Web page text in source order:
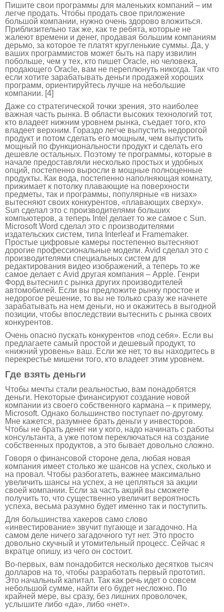
Пишите свои программы для маленьких компаний – им
легче продать. Чтобы продать свое приложение
большой компании, нужно очень здорово вложиться.
Приблизительно так же, как те ребята, которые не
жалеют времени и денег, продавая большим компаниям
дерьмо, за которое те платят кругленькие суммы. Да, у
ваших программистов может быть на пару извилин
побольше, чем у тех, кто пишет Oracle, но человека,
продающего Oracle, вам не переплюнуть никогда. Так что
если хотите зарабатывать деньги продажей хороших
программ, ориентируйтесь лучше на небольшие
компании. [4]
Даже со стратегической точки зрения, это наиболее
важная часть рынка. В области высоких технологий тот,
кто владеет нижним уровнем рынка, съедает того, кто
владеет верхним. Гораздо легче выпустить недорогой
продукт и потом сделать его мощным, чем выпустить
мощный по функциональности продукт и сделать его
дешевле остальных. Поэтому те программы, которые в
начале предоставляли несколько простых и удобных
опций, постепенно выросли в мощные полноценные
продукты. Как вода, постепенно наполняющая комнату,
прижимает к потолку плавающие на поверхности
предметы, так и программы, популярные «в низах»
вытесняют своих конкурентов, «плавающих сверху».
Sun сделал это с производителями больших
компьютеров, а теперь Intel делает то же самое с Sun.
Microsoft Word сделал это с производителями
издательских систем, типа Interleaf и Framemaker.
Простые цифровые камеры постепенно вытесняют
дорогие профессиональные модели. Avid сделал это с
производителями специальных систем для
редактирования видео изображений, а теперь то же
самое делает с Avid другая компания – Apple. Генри
Форд вытеснил с рынка других производителей
автомобилей. Если вы предложите рынку простое и
недорогое решение, то вы не только сразу же начнете
зарабатывать на нем деньги, но и окажитесь в выгодной
позиции, чтобы впоследствии вытеснить с рынка своих
конкурентов.
Очень опасно пускать конкурентов «под себя». Если вы
предлагаете самый простой и дешевый продукт, то
«нижний уровень» ваш. Если же нет, то вы находитесь в
перекрестье мишени того, кто владеет этим уровнем.
Где взять деньги
Чтобы мечты стали реальностью, вам понадобятся
деньги. Некоторые финансируют создание новой
компании из своего собственного кармана – к примеру,
Microsoft. Однако большинство поступает по-другому.
Мне кажется, разумнее брать деньги у инвесторов.
Чтобы не брать денег ни у кого, надо начинать с работы
консультанта, а уже потом переключаться на создание
собственных продуктов, а это бывает довольно сложно.
Говоря о финансовой стороне дела, любая новая
компания имеет столько же шансов на успех, сколько и
на провал. Чтобы разбогатеть, важнее максимально
увеличить шансы на успех, а не цепляться за акции
своей компании. Если за часть акций вы сможете
получить то, что существенно увеличит вероятность
успеха, весьма разумно будет именно так и поступить.
Для большинства хакеров само слово
«инвестирование» звучит пугающе и загадочно. На
самом деле ничего загадочного тут нет. Это просто
довольно скучный и утомительный процесс. Сейчас я
вкратце опишу, из чего он состоит.
Во-первых, вам понадобится несколько десятков тысяч
долларов на то, чтобы разработать первый прототип.
Это начальный капитал. Так как речь идет о совсем
небольшой сумме, найти его будет несложно. По
крайней мере, вы сразу, без лишних проволочек,
услышите либо «да», либо «нет».